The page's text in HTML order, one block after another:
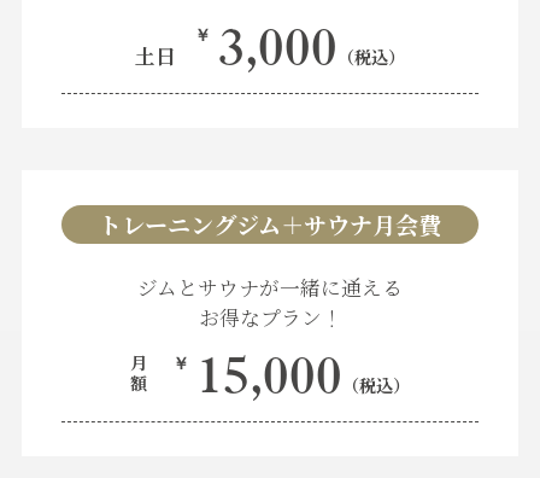
土日
￥ 3,000 （税込）
トレーニングジム＋サウナ月会費
ジムとサウナが一緒に通える
お得なプラン！
月
額
￥ 15,000 （税込）